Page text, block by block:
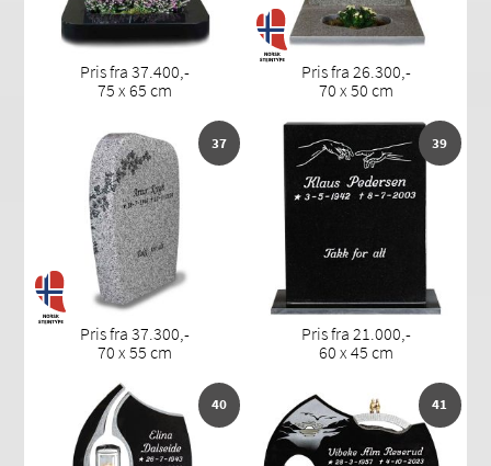
Pris fra 37.400,-
75 x 65 cm
Pris fra 26.300,-
70 x 50 cm
37
Pris fra 37.300,-
70 x 55 cm
39
Pris fra 21.000,-
60 x 45 cm
40 41